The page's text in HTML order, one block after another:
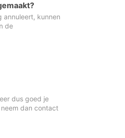
annuleert, kunnen
de
dus goed je
dan contact